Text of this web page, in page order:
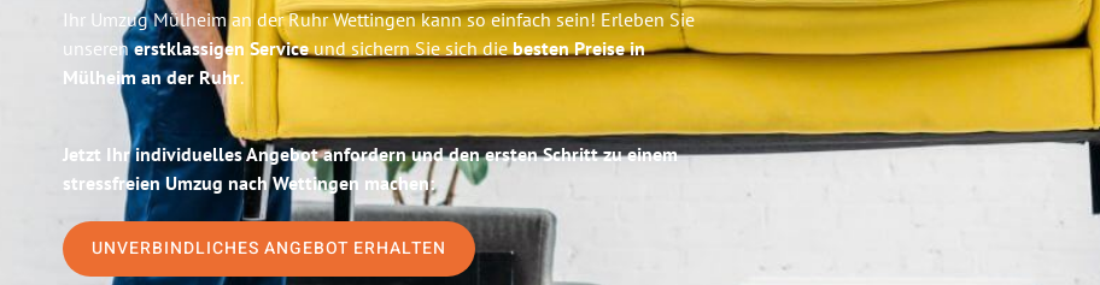
Ihr Umzug Mülheim an der Ruhr Wettingen kann so einfach sein! Erleben Sie
unserenerstklassigen Serviceund sichern Sie sich diebesten Preise in
Mülheim an der Ruhr.
Jetzt Ihr individuelles Angebot anfordern und den ersten Schritt zu einem
stressfreien Umzug nach Wettingen machen:
UNVERBINDLICHES ANGEBOT ERHALTEN